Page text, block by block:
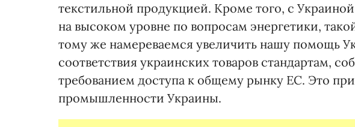
текстильной продукцией. Кроме того, с
на высоком уровне по вопросам энергетики,
тому же намереваемся увеличить нашу помощь
соответствия украинских товаров стандартам,
требованием доступа к общему рынку ЕС. Это
промышленности Украины.